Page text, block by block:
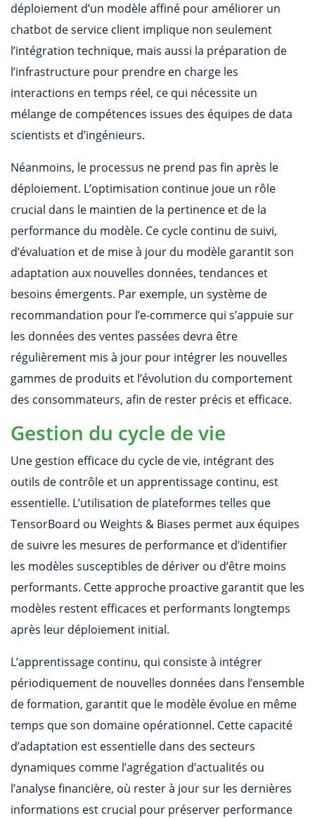
déploiement d’un modèle affiné pour améliorer un
chatbot de service client implique non seulement
l’intégration technique, mais aussi la préparation de
l’infrastructure pour prendre en charge les
interactions en temps réel, ce qui nécessite un
mélange de compétences issues des équipes de data
scientists et d’ingénieurs.
Néanmoins, le processus ne prend pas fin après le
déploiement. L’optimisation continue joue un rôle
crucial dans le maintien de la pertinence et de la
performance du modèle. Ce cycle continu de suivi,
d’évaluation et de mise à jour du modèle garantit son
adaptation aux nouvelles données, tendances et
besoins émergents. Par exemple, un système de
recommandation pour l’e-commerce qui s’appuie sur
les données des ventes passées devra être
régulièrement mis à jour pour intégrer les nouvelles
gammes de produits et l’évolution du comportement
des consommateurs, afin de rester précis et efficace.
Gestion du cycle de vie
Une gestion efficace du cycle de vie, intégrant des
outils de contrôle et un apprentissage continu, est
essentielle. L’utilisation de plateformes telles que
TensorBoard ou Weights & Biases permet aux équipes
de suivre les mesures de performance et d’identifier
les modèles susceptibles de dériver ou d’être moins
performants. Cette approche proactive garantit que les
modèles restent efficaces et performants longtemps
après leur déploiement initial.
L’apprentissage continu, qui consiste à intégrer
périodiquement de nouvelles données dans l’ensemble
de formation, garantit que le modèle évolue en même
temps que son domaine opérationnel. Cette capacité
d’adaptation est essentielle dans des secteurs
dynamiques comme l’agrégation d’actualités ou
l’analyse financière, où rester à jour sur les dernières
informations est crucial pour préserver performance